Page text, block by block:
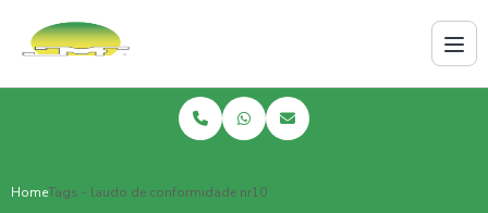
HomeTags - laudo de conformidade nr10